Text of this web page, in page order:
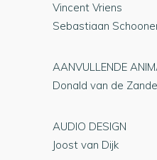
Vincent Vriens
Sebastiaan
AANVULLENDE
Donald van de
AUDIO DESIGN
Joost van Dijk